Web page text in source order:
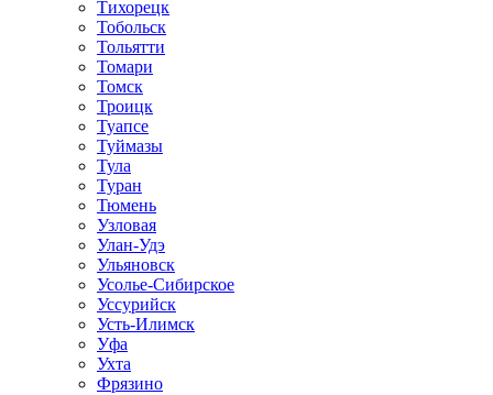
Тихорецк
Тобольск
Тольятти
Томари
Томск
Троицк
Туапсе
Туймазы
Тула
Туран
Тюмень
Узловая
Улан-Удэ
Ульяновск
Усолье-Сибирское
Уссурийск
Усть-Илимск
Уфа
Ухта
Фрязино